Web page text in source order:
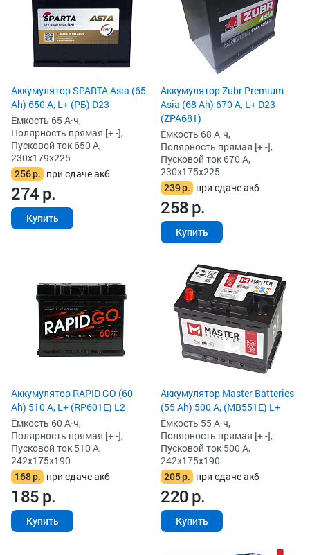
Аккумулятор SPARTA Asia (65
Ah) 650 А, L+ (РБ) D23
Ёмкость 65 А·ч,
Полярность прямая [+ -],
Пусковой ток 650 А,
230x179x225
256р. при сдаче акб
274р.
Купить
Аккумулятор Zubr Premium
Asia (68 Ah) 670 А, L+ D23
(ZPA681)
Ёмкость 68 А·ч,
Полярность прямая [+ -],
Пусковой ток 670 А,
230x175x225
239р. при сдаче акб
258р.
Купить
Аккумулятор RAPID GO (60
Ah) 510 А, L+ (RP601E) L2
Ёмкость 60 А·ч,
Полярность прямая [+ -],
Пусковой ток 510 А,
242x175x190
168р. при сдаче акб
185р.
Купить
Аккумулятор Master Batteries
(55 Ah) 500 А, (MB551E) L+
Ёмкость 55 А·ч,
Полярность прямая [+ -],
Пусковой ток 500 А,
242x175x190
205р. при сдаче акб
220р.
Купить